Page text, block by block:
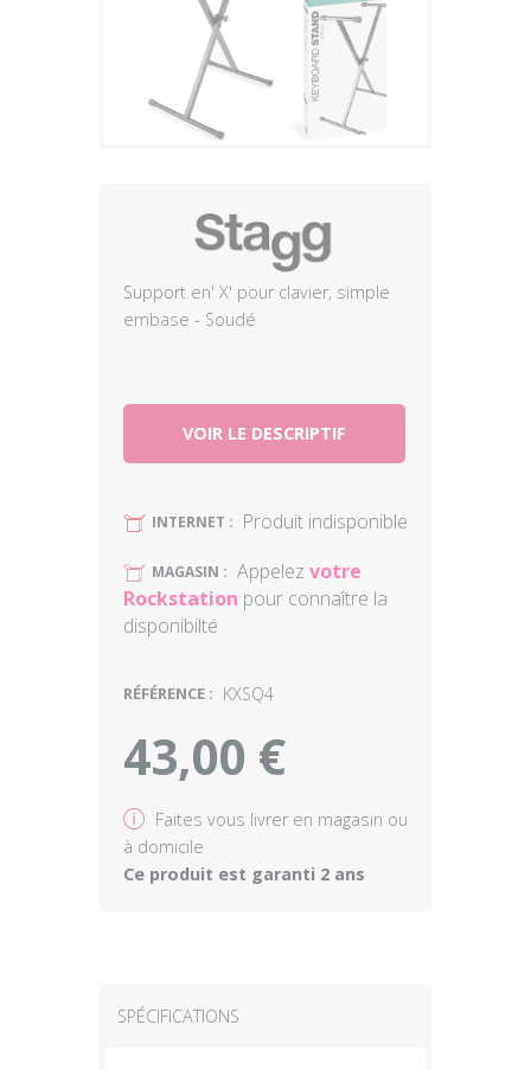
Plus
Support en' X' pour clavier, simple
embase - Soudé
VOIR LE DESCRIPTIF
U INTERNET : Produit indisponible
U MAGASIN : Appelez votre
Rockstation pour connaître la
disponibilté
RÉFÉRENCE : KXSQ4
43,00 €
v Faites vous livrer en magasin ou
à domicile
Ce produit est garanti 2 ans
SPÉCIFICATIONS